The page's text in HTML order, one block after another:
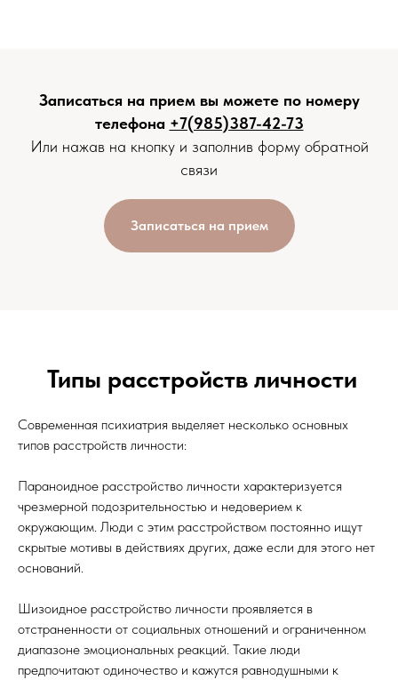
Записаться на прием вы можете по номеру
телефона +7(985)387-42-73
Или нажав на кнопку и заполнив форму обратной
связи
Записаться на прием
Типы расстройств личности
Современная психиатрия выделяет несколько основных
типов расстройств личности:
Параноидное расстройство личности характеризуется
чрезмерной подозрительностью и недоверием к
окружающим. Люди с этим расстройством постоянно ищут
скрытые мотивы в действиях других, даже если для этого нет
оснований.
Шизоидное расстройство личности проявляется в
отстраненности от социальных отношений и ограниченном
диапазоне эмоциональных реакций. Такие люди
предпочитают одиночество и кажутся равнодушными к